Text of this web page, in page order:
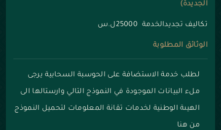
الجديدة)
تكاليف تجديدالخدمة 25000ل.س
الوثائق المطلوبة
لطلب خدمة الاستضافة على الحوسبة السحابية يرجى
ملء البيانات الموجودة في النموذج التالي وارستالها الى
الهيىة الوطنية لخدمات تقانة المعلومات لتحميل النموذج
من هنا